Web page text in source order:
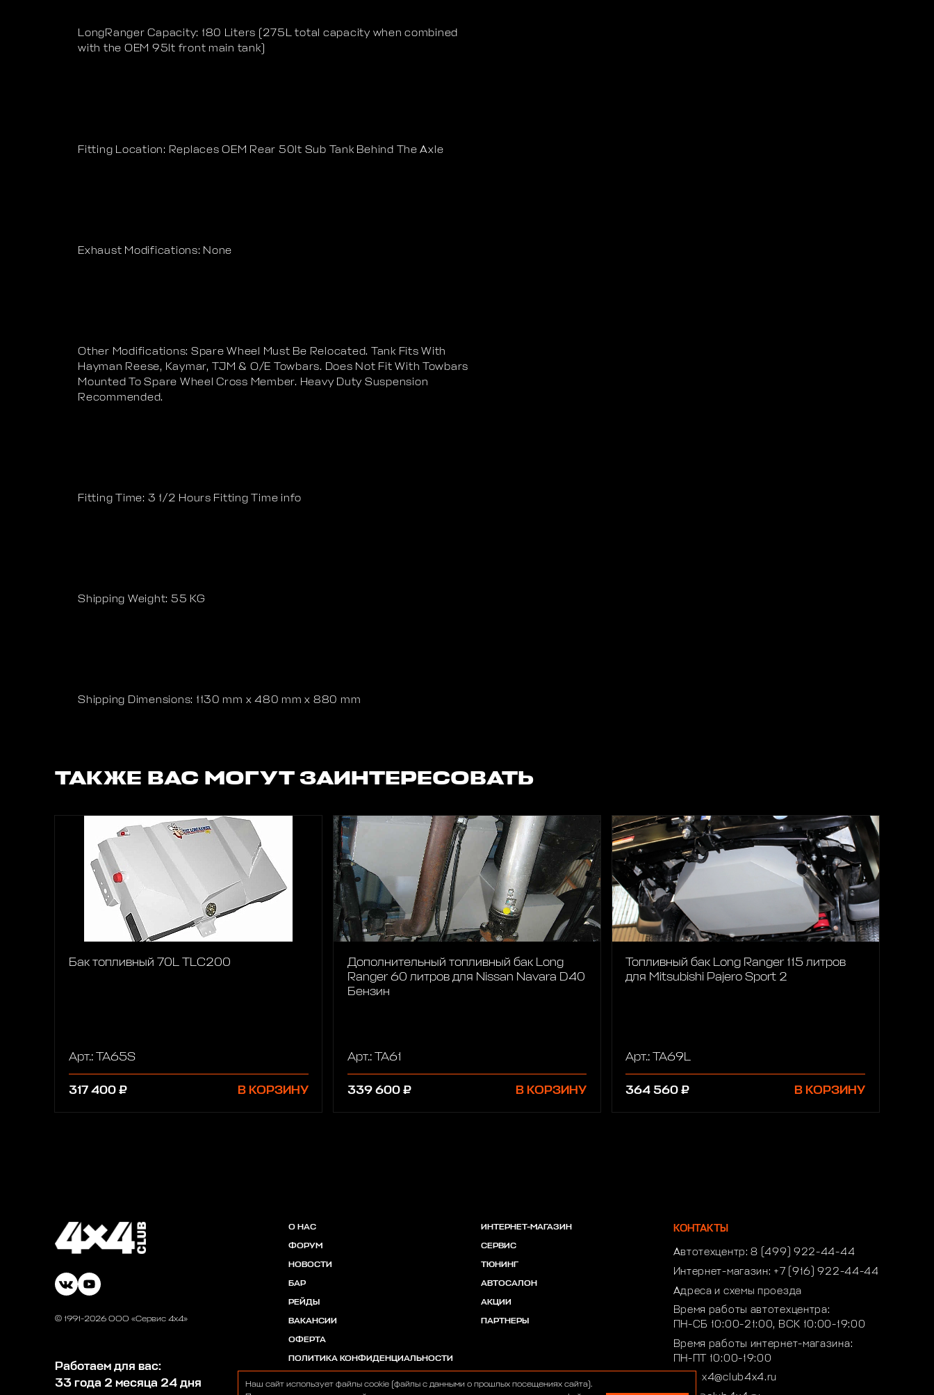
LongRanger Capacity: 180 Liters (275L total capacity when combined
with the OEM 95lt front main tank)
Fitting Location: Replaces OEM Rear 50lt Sub Tank Behind The Axle
Exhaust Modifications: None
Other Modifications: Spare Wheel Must Be Relocated. Tank Fits With
Hayman Reese, Kaymar, TJM & O/E Towbars. Does Not Fit With Towbars
Mounted To Spare Wheel Cross Member. Heavy Duty Suspension
Recommended.
Fitting Time: 3 1/2 Hours Fitting Time info
Shipping Weight: 55 KG
Shipping Dimensions: 1130 mm x 480 mm x 880 mm
ТАКЖЕ ВАС МОГУТ ЗАИНТЕРЕСОВАТЬ
Бак топливный 70L TLC200
Арт.: TA65S
317 400 ₽ В КОРЗИНУ
Дополнительный топливный бак Long
Ranger 60 литров для Nissan Navara D40
Бензин
Арт.: TA61
339 600 ₽ В КОРЗИНУ
Топливный бак Long Ranger 115 литров
для Mitsubishi Pajero Sport 2
Арт.: TA69L
364 560 ₽ В КОРЗИНУ
© 1991-2026 ООО «Сервис 4х4»
Работаем для вас:
33 года 2 месяца 24 дня
О НАС
ФОРУМ
НОВОСТИ
БАР
РЕЙДЫ
ВАКАНСИИ
ОФЕРТА
ПОЛИТИКА КОНФИДЕНЦИАЛЬНОСТИ
ИНТЕРНЕТ-МАГАЗИН
СЕРВИС
ТЮНИНГ
АВТОСАЛОН
АКЦИИ
ПАРТНЕРЫ
КОНТАКТЫ
Автотехцентр:8 (499) 922-44-44
Интернет-магазин: +7 (916) 922-44-44
Адреса и схемы проезда
Время работы автотехцентра:
ПН-СБ 10:00-21:00, ВСК 10:00-19:00
Время работы интернет-магазина:
ПН-ПТ 10:00-19:00
club4x4@club4x4.ru
Наш сайт использует файлы cookie (файлы с данными о прошлых посещениях сайта).